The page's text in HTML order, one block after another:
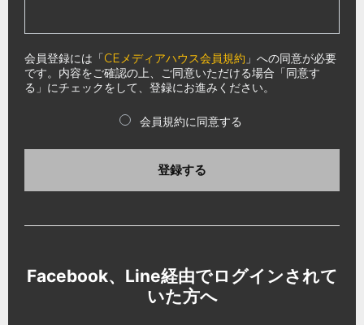
会員登録には「CEメディアハウス会員規約 」への同意が必要
です。内容をご確認の上、ご同意いただける場合「同意す
る」にチェックをして、登録にお進みください。
会員規約に同意する
登録する
Facebook、Line経由でログインされて
いた方へ